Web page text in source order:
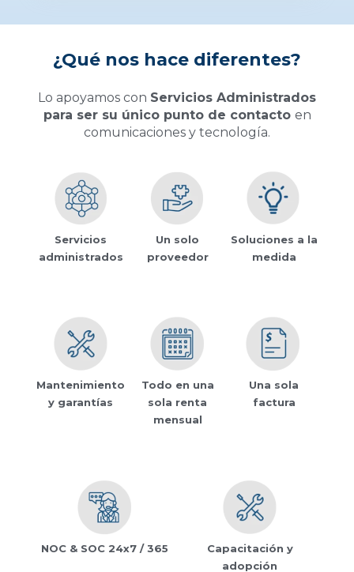
¿Qué nos hace diferentes?
Lo apoyamos con Servicios Administrados
para ser su único punto de contacto en
comunicaciones y tecnología.
Servicios
administrados
Un solo
proveedor
Soluciones a la
medida
Mantenimiento
y garantías
Todo en una
sola renta
mensual
Una sola
factura
NOC & SOC 24x7 / 365
Capacitación y
adopción